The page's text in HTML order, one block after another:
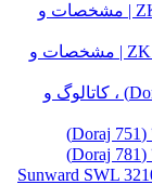
مینی لودر زرین کوپال ZK 650 | مشخصات و
مینی لودر زرین کوپال ZK 1050 | مشخصات و
مینی لودر دراج ۷۶۱ (Doraj 761) ، کاتالوگ و